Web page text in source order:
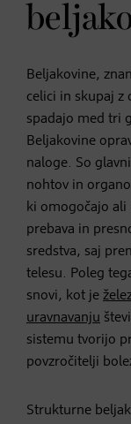
Beljakovine,
celici in skupaj
spadajo med tri
Beljakovine
naloge. So
nohtov in
ki omogočajo ali
prebava in
sredstva, saj
telesu. Poleg
snovi, kot je
uravnavanju
sistemu tvorijo
povzročitelji
Strukturne